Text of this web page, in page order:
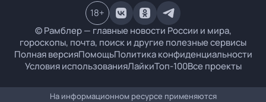
© Рамблер — главные новости России и мира,
гороскопы, почта, поиск и другие полезные сервисы
Полная версияПомощьПолитика конфиденциальности
Условия использованияЛайкиТоп-100Все проекты
18+
На информационном ресурсе применяются